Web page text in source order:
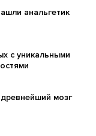
анальгетик
с уникальными
мозг